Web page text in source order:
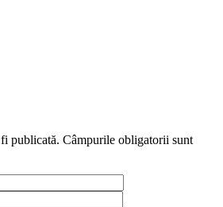
publicată. Câmpurile obligatorii sunt